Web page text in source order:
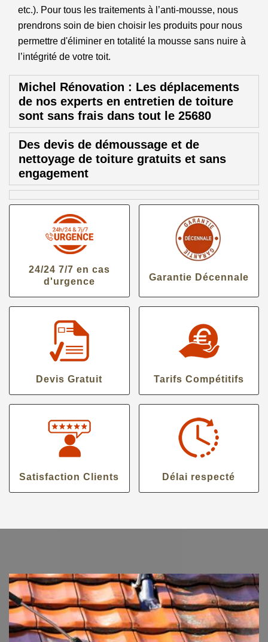
etc.). Pour tous les traitements à l’anti-mousse, nous
prendrons soin de bien choisir les produits pour nous
permettre d'éliminer en totalité la mousse sans nuire à
l’intégrité de votre toit.
Michel Rénovation : Les déplacements
de nos experts en entretien de toiture
sont sans frais dans tout le 25680
Des devis de démoussage et de
nettoyage de toiture gratuits et sans
engagement
24/24 7/7 en cas
d'urgence
Garantie Décennale
Devis Gratuit Tarifs Compétitifs
Satisfaction Clients Délai respecté